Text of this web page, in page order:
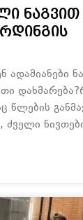
ნაგვით
წლების